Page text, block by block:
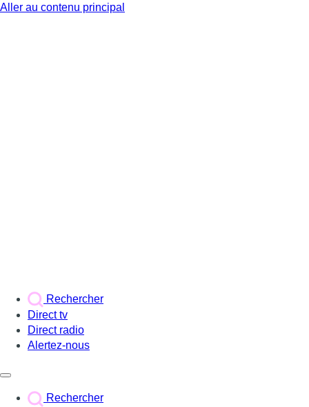
Aller au contenu principal
Rechercher
Direct tv
Direct radio
Alertez-nous
Rechercher